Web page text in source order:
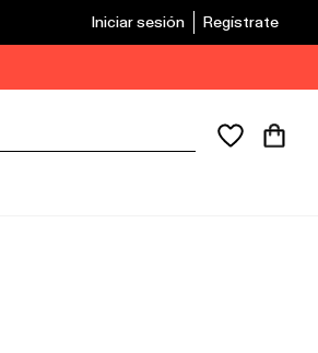
Iniciar sesión Regístrate